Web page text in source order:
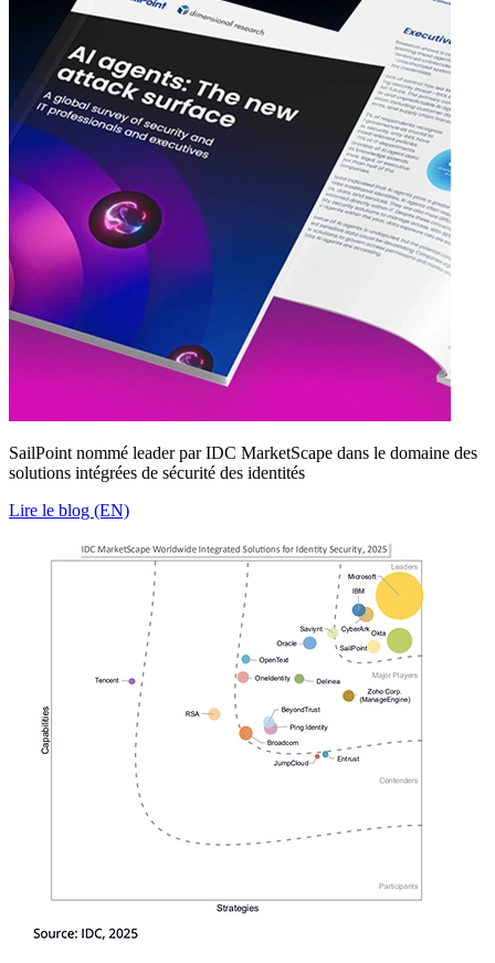
SailPoint nommé leader par IDC MarketScape dans le domaine des
solutions intégrées de sécurité des identités
Lire le blog (EN)